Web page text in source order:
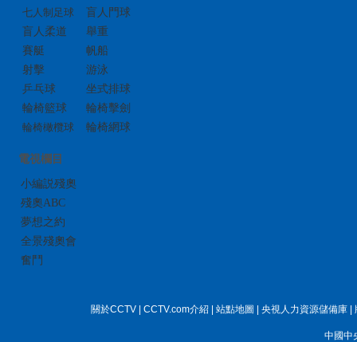
七人制足球
盲人門球
盲人柔道
舉重
賽艇
帆船
射擊
游泳
乒乓球
坐式排球
輪椅籃球
輪椅擊劍
輪椅橄欖球
輪椅網球
電視欄目
小編説殘奧
殘奧ABC
夢想之約
全景殘奧會
奮鬥
關於CCTV |CCTV.com介紹 |站點地圖 |央視人力資源儲備庫 |
中國中